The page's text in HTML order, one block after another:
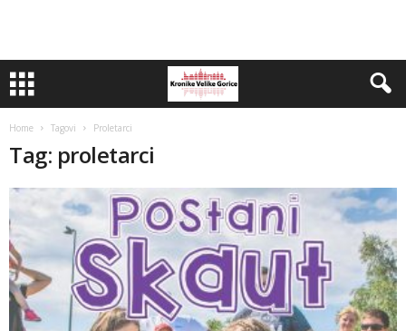
Home Tagovi Proletarci
Tag: proletarci